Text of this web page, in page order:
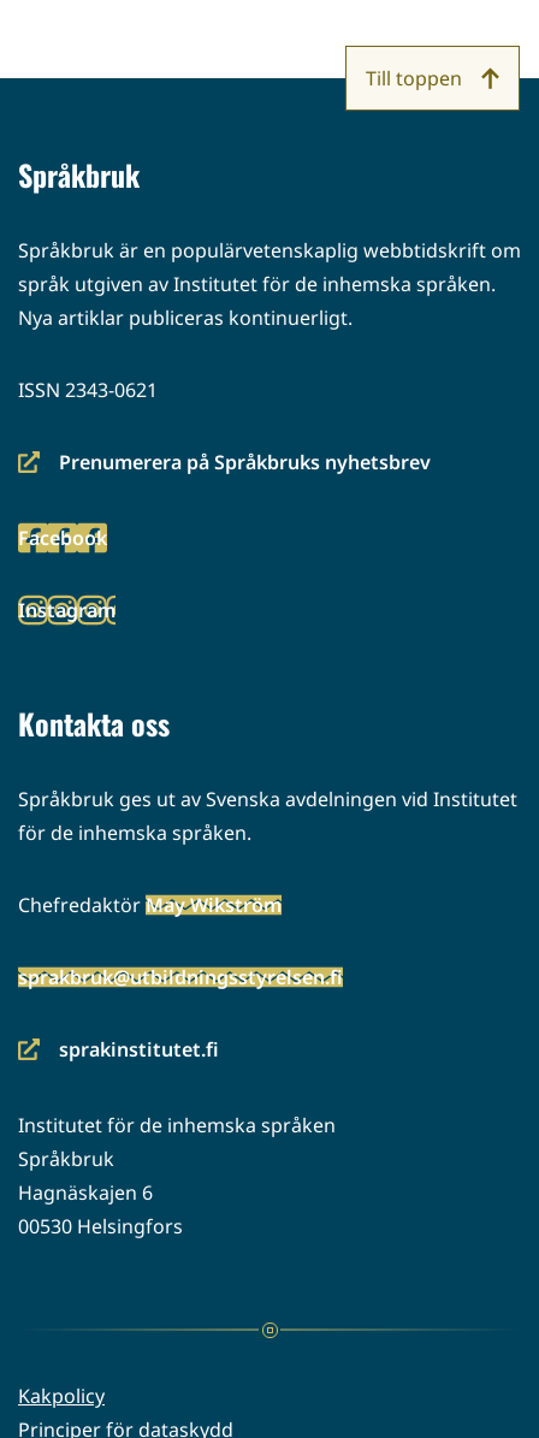
Språkbruk
Språkbruk är en populärvetenskaplig webbtidskrift om
språk utgiven av Institutet för de inhemska språken.
Nya artiklar publiceras kontinuerligt.
ISSN 2343-0621
Prenumerera på Språkbruks nyhetsbrev
(siirryt
palveluun)
Facebook
(siirryt
palveluun)
Instagram
(siirryt
Kontakta oss
Språkbruk ges ut av Svenska avdelningen vid Institutet
för de inhemska språken.
ChefredaktörMay Wikström
sprakbruk@utbildningsstyrelsen.fi
sprakinstitutet.fi
(siirryt
palveluun)
Institutet för de inhemska språken
Språkbruk
Hagnäskajen 6
00530 Helsingfors
Kakpolicy
Principer för dataskydd
Till toppen